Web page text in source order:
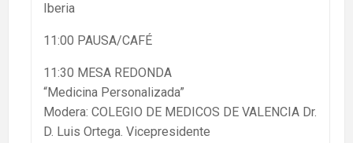
Iberia
11:00 PAUSA/CAFÉ
11:30 MESA REDONDA
“Medicina Personalizada”
Modera: COLEGIO DE MEDICOS DE VALENCIA Dr.
D. Luis Ortega. Vicepresidente